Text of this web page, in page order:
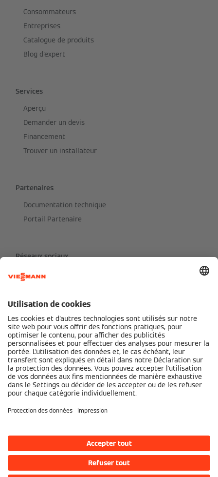
Consommateurs
Entreprises
Catalogue de produits
Blog d'expert
Services
Aperçu
Demander un devis
Financement
Trouver un installateur
Partenaires
Documentation technique
Portail Partenaire
Réseaux sociaux
Partenaires de services Viessmann
Mentions légales
Cookie & Tracking
viessmann.be